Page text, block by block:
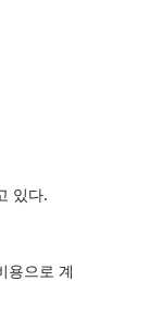
있다.
용으로 계